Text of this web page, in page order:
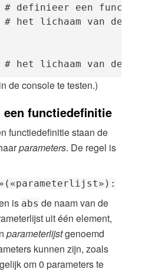
definieer een
het lichaam van de
lichaam van de
de console te testen.)
een functiedefinitie
functiedefinitie staan de
parameters. De regel is
is abs de naam van de
uit één element,
parameterlijstgenoemd
kunnen zijn, zoals
om 0 parameters te